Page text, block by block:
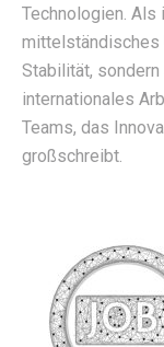
Technologien.
mittelständisches
Stabilität,
internationales
Teams, das
großschreibt.